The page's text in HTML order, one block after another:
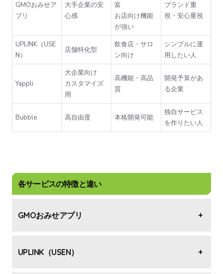
GMOおみせア
プリ
大手企業の安
心感
富
お店向け機能
が強い
ブランド重
視・安心重視
UPLINK（USE
N）
店舗特化型
飲食店・サロ
ン向け
シンプルに運
用したい人
Yappli
大企業向け
カスタマイズ
用
高機能・高品
質
開発予算があ
る企業
Bubble 高自由度 本格開発可能
独自サービス
を作りたい人
各サービスの特徴と違い
GMOおみせアプリ +
UPLINK（USEN） +